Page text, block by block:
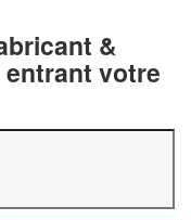
&
entrant votre